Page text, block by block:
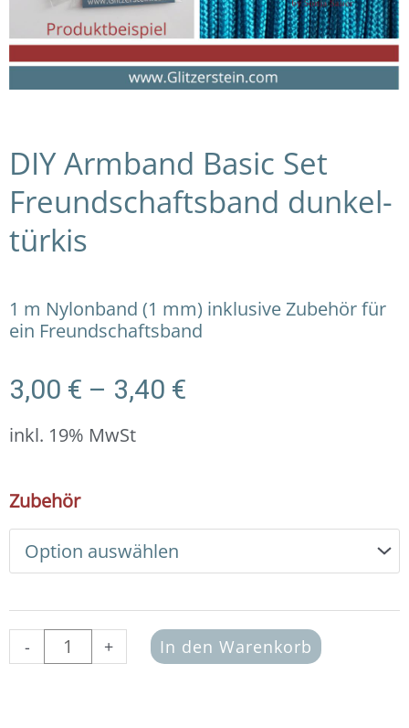
DIY Armband Basic Set
Freundschaftsband dunkel-
türkis
1 m Nylonband (1 mm) inklusive Zubehör für
ein Freundschaftsband
3,00 € – 3,40 €
inkl. 19% MwSt
Zubehör
-
DIY
Armband
Basic
Set
Freundschaftsband
türkis
Menge
+ In den Warenkorb